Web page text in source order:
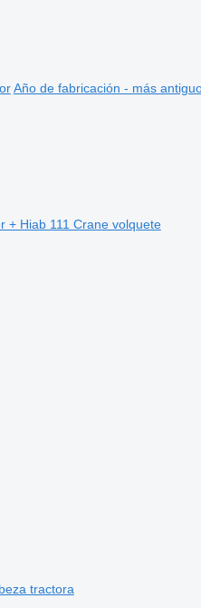
Año de fabricación - más
+ Hiab 111 Crane volquete
tractora